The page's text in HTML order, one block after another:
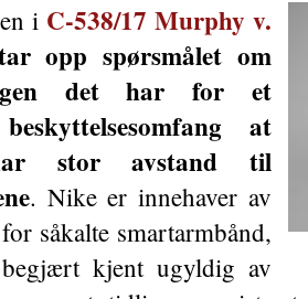
i C-538/17 Murphy v.
opp spørsmålet om
det har for et
at
stor avstand til
. Nike er innehaver av
såkalte smartarmbånd,
kjent ugyldig av